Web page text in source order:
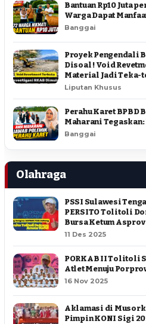
Bantuan Rp10 Juta
Warga Dapat
Banggai
Proyek Pengendali
Disoal ! Void
Material Jadi Teka-
Liputan Khusus
Perahu Karet BPBD
Maharani
Banggai
Olahraga
PSSI Sulawesi
PERSITO Tolitoli
Bursa Ketum Asprov
11 Des 2025
PORKAB II Tolitoli
Atlet Menuju
16 Nov 2025
Aklamasi di
Pimpin KONI Sigi